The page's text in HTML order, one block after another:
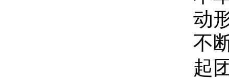
动
不
起